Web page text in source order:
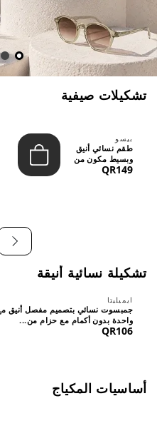
تشكيلات صيفية
بيسو
طقم نسائي أنيق
وبسيط مكون من
قطعتين - تصميم
QR149
تشكيلة نسائية أنيقة
ايميليتا
جمبسوت نسائي بتصميم مفصل أنيق مع
واحدة بدون أكمام مع حزام من...
QR106
أساسيات المكياج